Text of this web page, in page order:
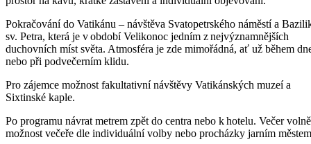
Pokračování do Vatikánu – návštěva Svatopetrského náměstí a
sv. Petra, která je v období Velikonoc jedním z nejvýznamnějších
duchovních míst světa. Atmosféra je zde mimořádná, ať už během
nebo při podvečerním klidu.
Pro zájemce možnost fakultativní návštěvy Vatikánských muzeí a
Sixtinské kaple.
Po programu návrat metrem zpět do centra nebo k hotelu. Večer
možnost večeře dle individuální volby nebo procházky jarním